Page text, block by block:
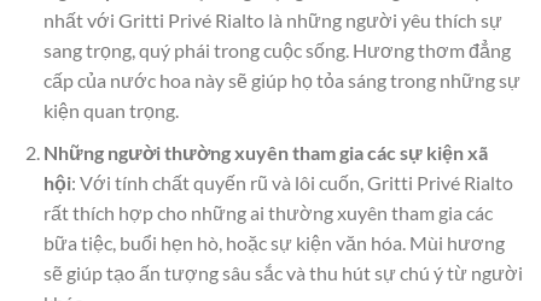
nhất với Gritti Privé Rialto là những người yêu thích sự
sang trọng, quý phái trong cuộc sống. Hương thơm đẳng
cấp của nước hoa này sẽ giúp họ tỏa sáng trong những sự
kiện quan trọng.
Những người thường xuyên tham gia các sự kiện xã
hội: Với tính chất quyến rũ và lôi cuốn, Gritti Privé Rialto
rất thích hợp cho những ai thường xuyên tham gia các
bữa tiệc, buổi hẹn hò, hoặc sự kiện văn hóa. Mùi hương
sẽ giúp tạo ấn tượng sâu sắc và thu hút sự chú ý từ người